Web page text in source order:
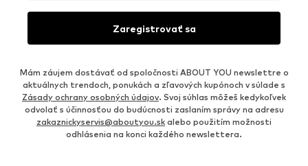
Zaregistrovať sa
Mám záujem dostávať od spoločnosti ABOUT YOU newslettre o
aktuálnych trendoch, ponukách a zľavových kupónoch v súlade s
Zásady ochrany osobných údajov. Svoj súhlas môžeš kedykoľvek
odvolať s účinnosťou do budúcnosti zaslaním správy na adresu
zakaznickyservis@aboutyou.sk alebo použitím možnosti
odhlásenia na konci každého newslettera.